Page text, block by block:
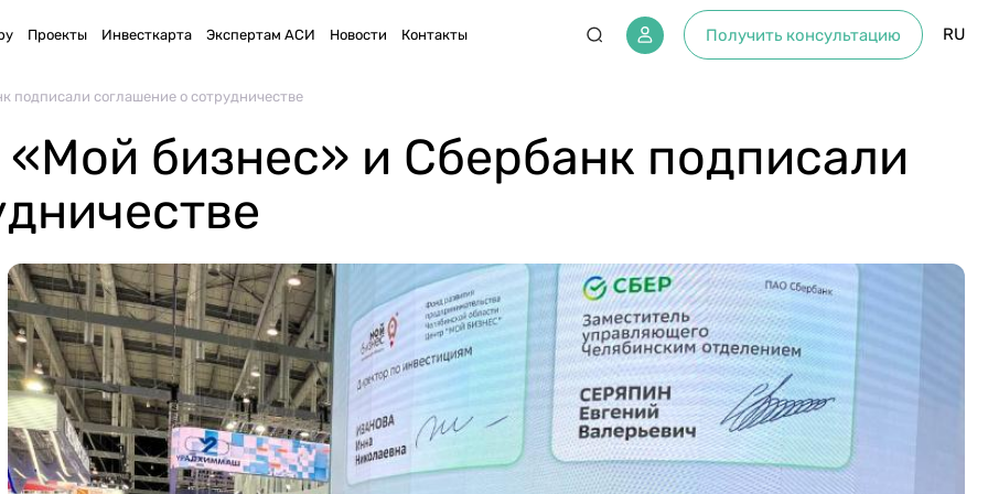
Проекты Инвесткарта Экспертам АСИ Новости Контакты Получить консультацию RU
подписали соглашение о сотрудничестве
бизнес» и Сбербанк подписали